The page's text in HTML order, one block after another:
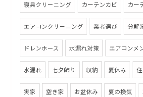
寝具クリーニング カーテンカビ カー
エアコンクリーニング 業者選び 分解
ドレンホース 水漏れ対策 エアコンメ
水漏れ 七夕飾り 収納 夏休み
実家 空き家 お盆休み 夏の換気